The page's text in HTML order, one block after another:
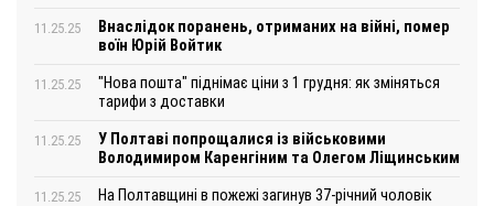
11.25.25
Внаслідок поранень, отриманих на війні, помер
воїн Юрій Войтик
11.25.25
"Нова пошта" піднімає ціни з 1 грудня: як зміняться
тарифи з доставки
11.25.25
У Полтаві попрощалися із військовими
Володимиром Каренгіним та Олегом Ліщинським
11.25.25 На Полтавщині в пожежі загинув 37-річний чоловік